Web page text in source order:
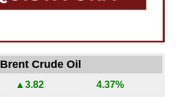
Brent Crude Oil
▲3.82 4.37%